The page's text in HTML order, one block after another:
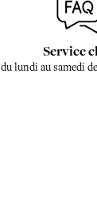
Service
du lundi au samedi